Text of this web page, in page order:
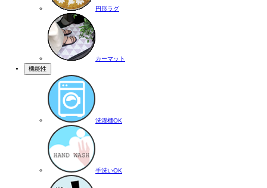
円形ラグ
カーマット
機能性
洗濯機OK
手洗いOK